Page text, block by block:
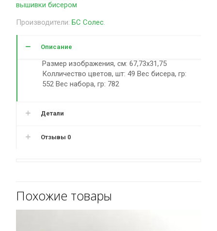
вышивки бисером
Производители: БС Солес.
Описание
Размер изображения, см: 67,73х31,75
Колличество цветов, шт: 49 Вес бисера, гр:
552 Вес набора, гр: 782
Детали
Отзывы 0
Похожие товары